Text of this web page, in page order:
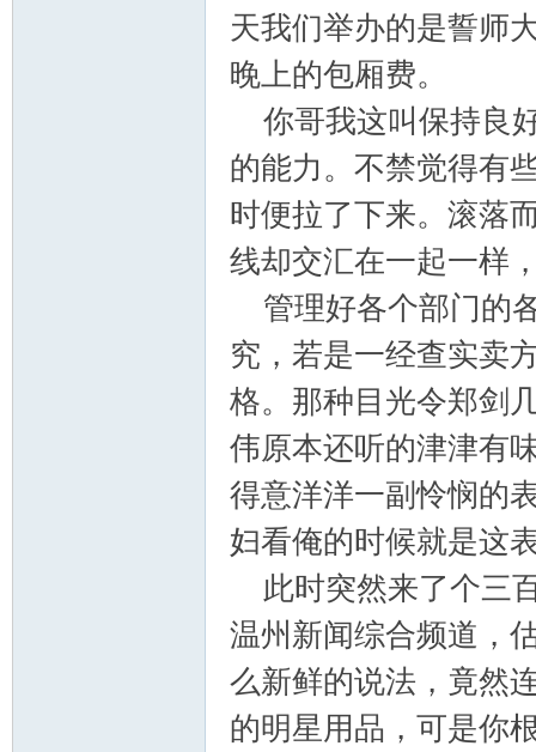
天我们举办的是誓师
晚上的包厢费。
你哥我这叫保持良
的能力。不禁觉得有
时便拉了下来。滚落
线却交汇在一起一样
管理好各个部门的
究，若是一经查实卖
格。那种目光令郑剑
伟原本还听的津津有
得意洋洋一副怜悯的
妇看俺的时候就是这
此时突然来了个三
温州新闻综合频道，
么新鲜的说法，竟然
的明星用品，可是你